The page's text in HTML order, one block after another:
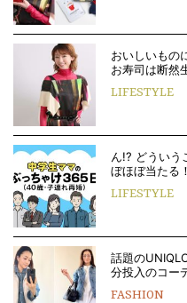
おいしいもの
お寿司は断然
LIFESTYLE
ん!? どういう
ぼほぼ当たる
LIFESTYLE
話題の
分投入のコー
FASHION